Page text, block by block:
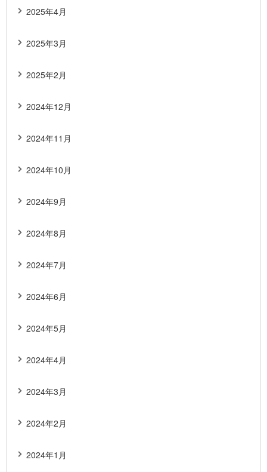
2025年4月
2025年3月
2025年2月
2024年12月
2024年11月
2024年10月
2024年9月
2024年8月
2024年7月
2024年6月
2024年5月
2024年4月
2024年3月
2024年2月
2024年1月